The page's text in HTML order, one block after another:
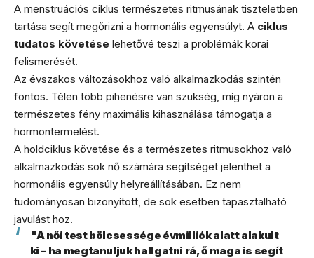
A menstruációs ciklus természetes ritmusának tiszteletben
tartása segít megőrizni a hormonális egyensúlyt. A ciklus
tudatos követése lehetővé teszi a problémák korai
felismerését.
Az évszakos változásokhoz való alkalmazkodás szintén
fontos. Télen több pihenésre van szükség, míg nyáron a
természetes fény maximális kihasználása támogatja a
hormontermelést.
A holdciklus követése és a természetes ritmusokhoz való
alkalmazkodás sok nő számára segítséget jelenthet a
hormonális egyensúly helyreállításában. Ez nem
tudományosan bizonyított, de sok esetben tapasztalható
javulást hoz.
"A női test bölcsessége évmilliók alatt alakult
ki – ha megtanuljuk hallgatni rá, ő maga is segít